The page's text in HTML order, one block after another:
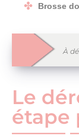
Brosse
À
Le
étape